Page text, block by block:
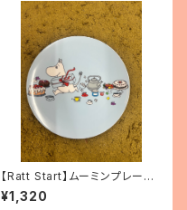
【Ratt Start】ムーミンプレー
ト 「Picknick」
¥1,320